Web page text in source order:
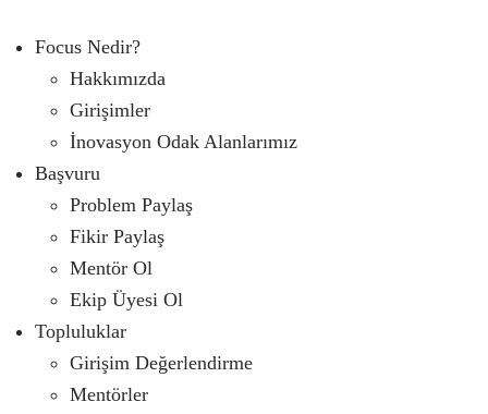
Focus Nedir?
Hakkımızda
Girişimler
İnovasyon Odak Alanlarımız
Başvuru
Problem Paylaş
Fikir Paylaş
Mentör Ol
Ekip Üyesi Ol
Topluluklar
Girişim Değerlendirme
Mentörler